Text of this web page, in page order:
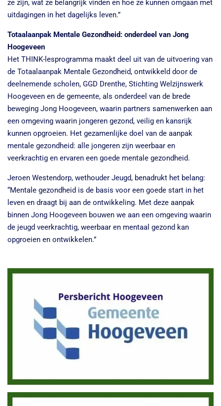
ze zijn, wat ze belangrijk vinden en hoe ze kunnen omgaan met
uitdagingen in het dagelijks leven.”
Totaalaanpak Mentale Gezondheid: onderdeel van Jong
Hoogeveen
Het THINK-lesprogramma maakt deel uit van de uitvoering van
de Totaalaanpak Mentale Gezondheid, ontwikkeld door de
deelnemende scholen, GGD Drenthe, Stichting Welzijnswerk
Hoogeveen en de gemeente, als onderdeel van de brede
beweging Jong Hoogeveen, waarin partners samenwerken aan
een omgeving waarin jongeren gezond, veilig en kansrijk
kunnen opgroeien. Het gezamenlijke doel van de aanpak
mentale gezondheid: alle jongeren zijn weerbaar en
veerkrachtig en ervaren een goede mentale gezondheid.
Jeroen Westendorp, wethouder Jeugd, benadrukt het belang:
“Mentale gezondheid is de basis voor een goede start in het
leven en draagt bij aan de ontwikkeling. Met deze aanpak
binnen Jong Hoogeveen bouwen we aan een omgeving waarin
de jeugd veerkrachtig, weerbaar en mentaal gezond kan
opgroeien en ontwikkelen.”